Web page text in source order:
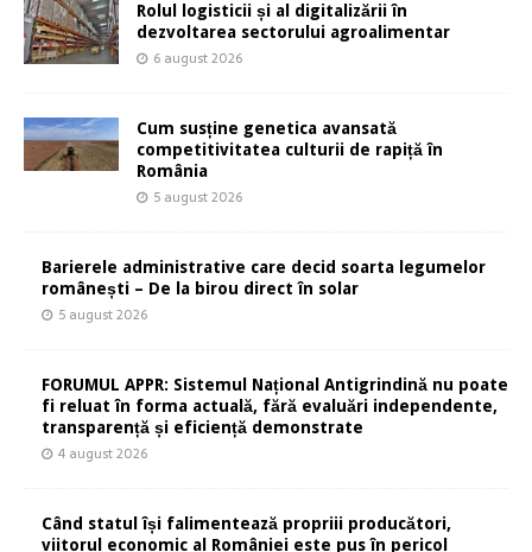
Rolul logisticii și al digitalizării în
dezvoltarea sectorului agroalimentar
6 august 2026
Cum susține genetica avansată
competitivitatea culturii de rapiță în
România
5 august 2026
Barierele administrative care decid soarta legumelor
românești – De la birou direct în solar
5 august 2026
FORUMUL APPR: Sistemul Național Antigrindină nu poate
fi reluat în forma actuală, fără evaluări independente,
transparență și eficiență demonstrate
4 august 2026
Când statul își falimentează propriii producători,
viitorul economic al României este pus în pericol